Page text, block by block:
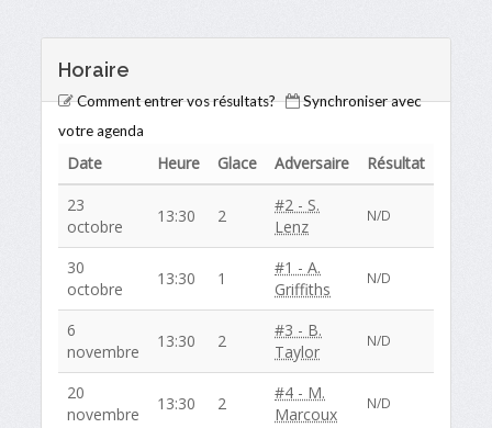
Horaire
Comment entrer vos résultats?
Synchroniser avec
votre agenda
Date Heure Glace Adversaire
Résultat
23
octobre
13:30 2
#2 - S.
Lenz
N/D
30
octobre
13:30 1
#1 - A.
Griffiths
N/D
6
novembre
13:30 2
#3 - B.
Taylor
N/D
20
novembre
13:30 2
#4 - M.
Marcoux
N/D